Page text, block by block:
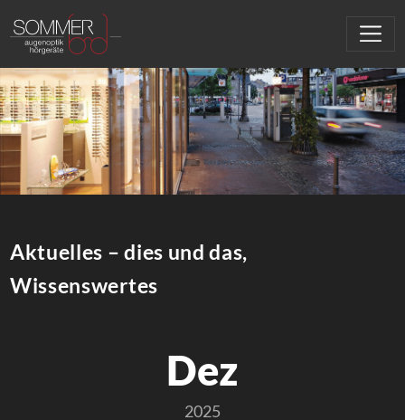
Aktuelles – dies und das,
Wissenswertes
Dez
2025